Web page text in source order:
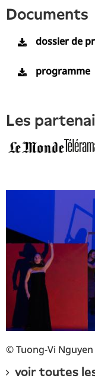
documents
dossier de
programme
les
© Tuong-Vi Nguyen
voir toutes